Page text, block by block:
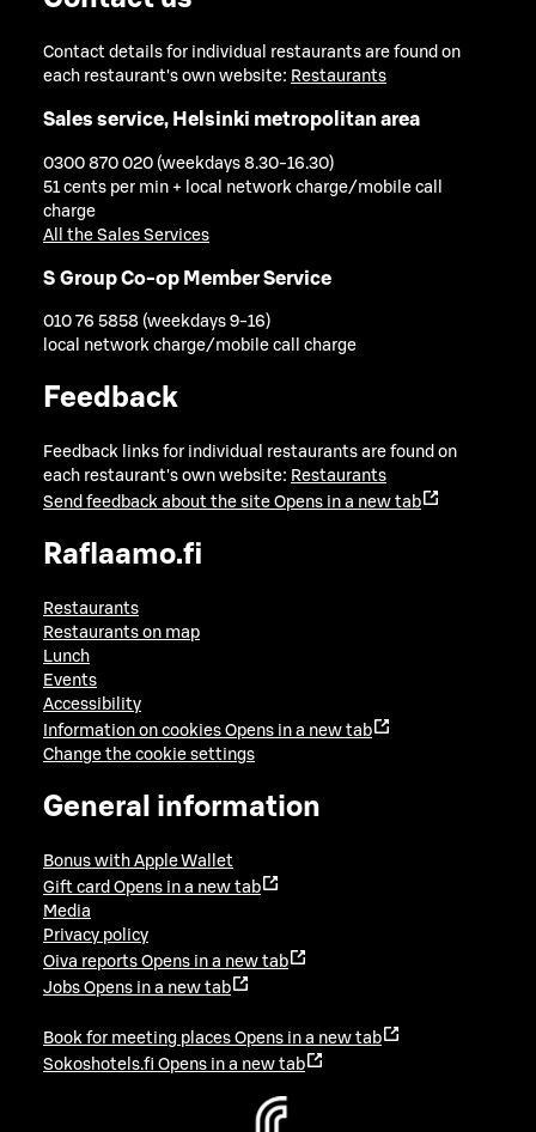
Contact details for individual restaurants are found on
each restaurant's own website: Restaurants
Sales service, Helsinki metropolitan area
0300 870 020 (weekdays 8.30-16.30)
51 cents per min + local network charge/mobile call
charge
All the Sales Services
S Group Co-op Member Service
010 76 5858 (weekdays 9-16)
local network charge/mobile call charge
Feedback
Feedback links for individual restaurants are found on
each restaurant's own website: Restaurants
Send feedback about the site Opens in a new tab
Raflaamo.fi
Restaurants
Restaurants on map
Lunch
Events
Accessibility
Information on cookies Opens in a new tab
Change the cookie settings
General information
Bonus with Apple Wallet
Gift card Opens in a new tab
Media
Privacy policy
Oiva reports Opens in a new tab
Jobs Opens in a new tab
Book for meeting places Opens in a new tab
Sokoshotels.fi Opens in a new tab